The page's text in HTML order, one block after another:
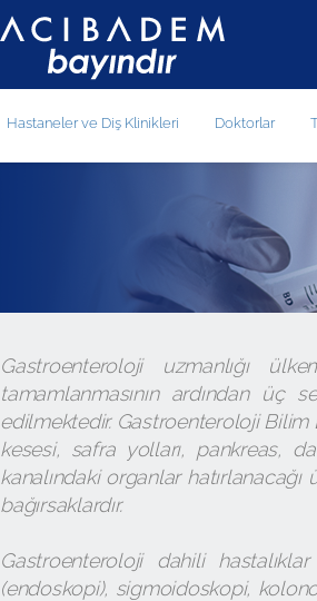
Hastaneler ve Diş Klinikleri Doktorlar
Gastroenteroloji uzmanlığı
tamamlanmasının ardından
edilmektedir. Gastroenteroloji Bilim
kesesi, safra yolları, pankreas,
kanalındaki organlar
bağırsaklardır.
Gastroenteroloji dahili
(endoskopi), sigmoidoskopi,